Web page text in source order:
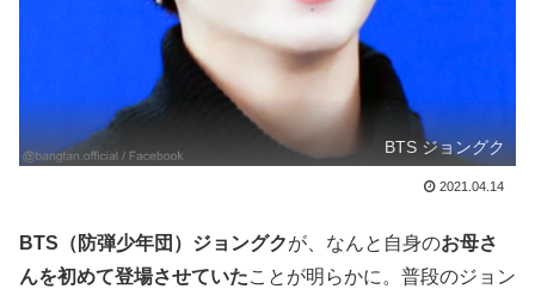
BTS ジョングク
2021.04.14
BTS（防弾少年団）ジョングクが、なんと自身のお母さ
んを初めて登場させていたことが明らかに。普段のジョン